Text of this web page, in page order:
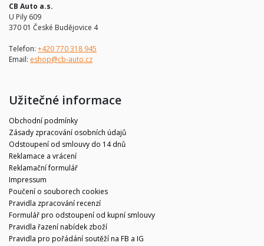
CB Auto a.s.
U Pily 609
370 01 České Budějovice 4
Telefon: +420 770 318 945
Email: eshop@cb-auto.cz
Užitečné informace
Obchodní podmínky
Zásady zpracování osobních údajů
Odstoupení od smlouvy do 14 dnů
Reklamace a vrácení
Reklamační formulář
Impressum
Poučení o souborech cookies
Pravidla zpracování recenzí
Formulář pro odstoupení od kupní smlouvy
Pravidla řazení nabídek zboží
Pravidla pro pořádání soutěží na FB a IG